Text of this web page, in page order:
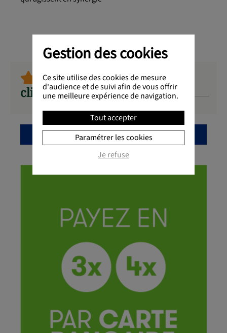
découvrez les avis de nos
clients sur ce produit
Gestion des cookies
Ce site utilise des cookies de mesure
d'audience et de suivi afin de vous offrir
une meilleure expérience de navigation.
Tout accepter
Paramétrer les cookies
Je refuse